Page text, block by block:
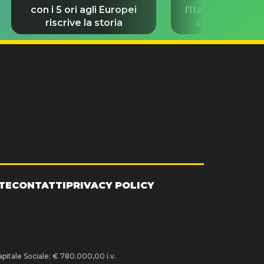
con i 5 ori agli Europei
riscrive la storia
l’Italia prima
con Damiano
CONTATTIPRIVACY POLICY
Sociale: € 780.000,00 i.v.